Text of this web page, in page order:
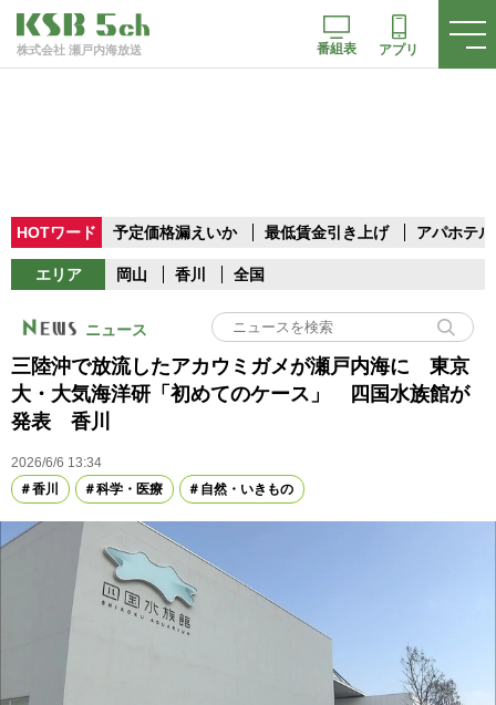
株式会社 瀬戸内海放送 番組表 アプリ
HOTワード 予定価格漏えいか 最低賃金引き上げ アパホテル
エリア 岡山 香川 全国
ニュース
三陸沖で放流したアカウミガメが瀬戸内海に 東京
大・大気海洋研「初めてのケース」 四国水族館が
発表 香川
2026/6/6 13:34
香川
科学・医療 自然・いきもの